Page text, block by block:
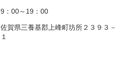
9：00～19：00
佐賀県三養基郡上峰町坊所２３９３－
１